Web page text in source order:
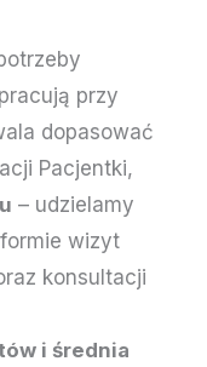
przy
dopasować
Pacjentki,
– udzielamy
wizyt
konsultacji
i średnia